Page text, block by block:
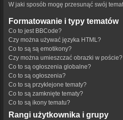
W jaki sposób mogę przesunąć swój
Formatowanie i typy tematów
Co to jest BBCode?
Czy można używać języka HTML?
Co to są są emotikony?
Czy można umieszczać obrazki w poście?
Co to są ogłoszenia globalne?
Co to są ogłoszenia?
Co to są przyklejone tematy?
Co to są zamknięte tematy?
Co to są ikony tematu?
Rangi użytkownika i grupy